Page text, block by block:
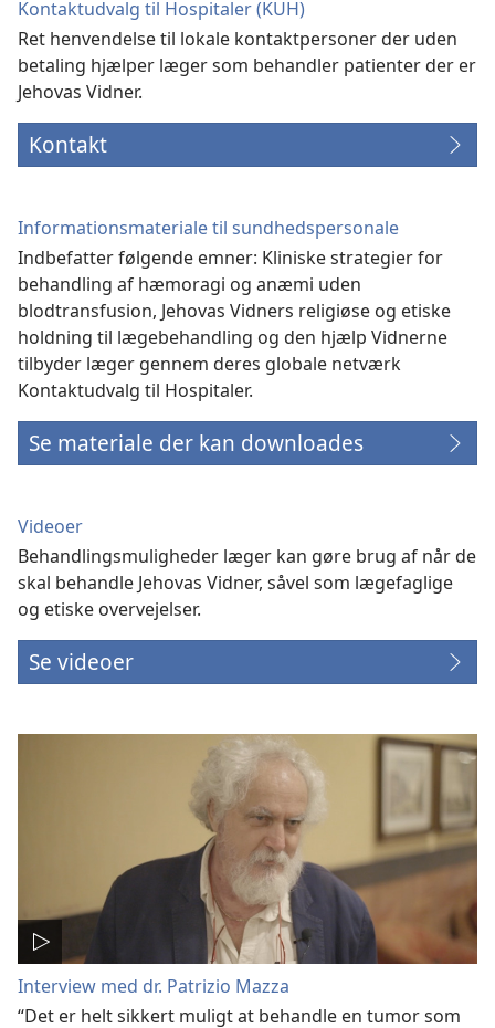
Kontaktudvalg til Hospitaler (KUH)
Ret henvendelse til lokale kontaktpersoner der uden
betaling hjælper læger som behandler patienter der er
Jehovas Vidner.
Kontakt
Informationsmateriale til sundhedspersonale
Indbefatter følgende emner: Kliniske strategier for
behandling af hæmoragi og anæmi uden
blodtransfusion, Jehovas Vidners religiøse og etiske
holdning til lægebehandling og den hjælp Vidnerne
tilbyder læger gennem deres globale netværk
Kontaktudvalg til Hospitaler.
Se materiale der kan downloades
Videoer
Behandlingsmuligheder læger kan gøre brug af når de
skal behandle Jehovas Vidner, såvel som lægefaglige
og etiske overvejelser.
Se videoer
Interview med dr. Patrizio Mazza
“Det er helt sikkert muligt at behandle en tumor som